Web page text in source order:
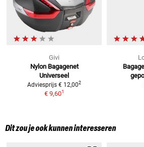
Givi
Nylon Bagagenet
Universeel
Adviesprijs € 12,002
€ 9,601
Dit zou je ook kunnen interesseren